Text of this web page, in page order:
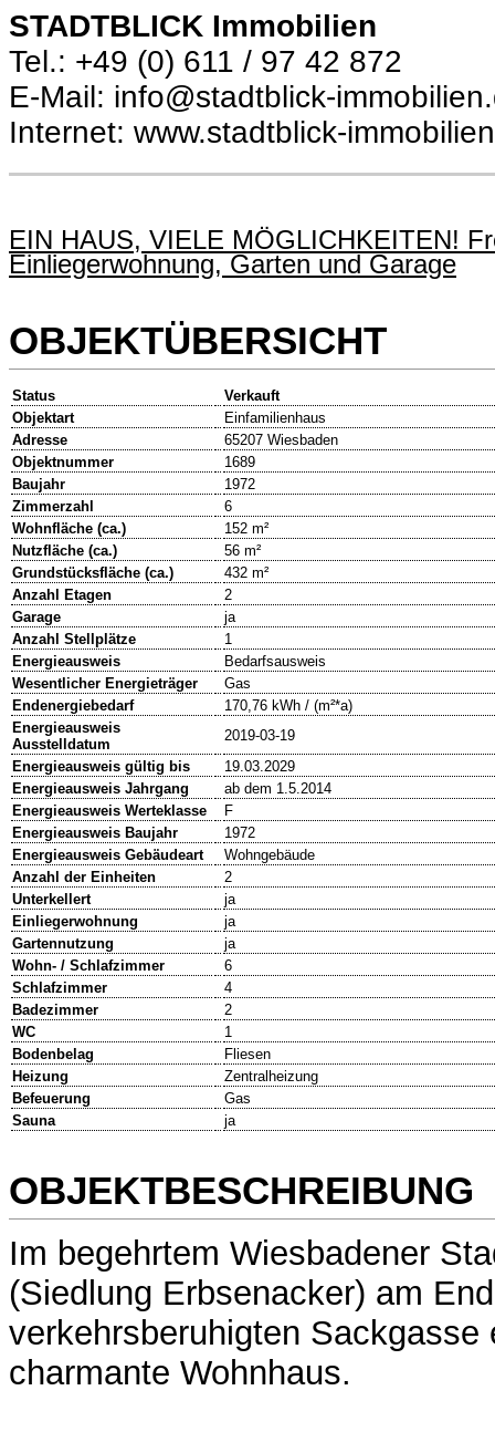
STADTBLICK Immobilien
Tel.: +49 (0) 611 / 97 42 872
E-Mail: info@stadtblick-
Internet: www.stadtblick-
EIN HAUS, VIELE MÖGLICHKEITEN!
Einliegerwohnung, Garten und Garage
OBJEKTÜBERSICHT
Status
Verkauft
Objektart
Einfamilienhaus
Adresse
65207 Wiesbaden
Objektnummer
1689
Baujahr
1972
Zimmerzahl
6
Wohnfläche (ca.)
152 m²
Nutzfläche (ca.)
56 m²
Grundstücksfläche (ca.)
432 m²
Anzahl Etagen
2
Garage
ja
Anzahl Stellplätze
1
Energieausweis
Bedarfsausweis
Wesentlicher Energieträger
Gas
Endenergiebedarf
170,76 kWh / (m²*a)
Energieausweis
Ausstelldatum
2019-03-19
Energieausweis gültig bis
19.03.2029
Energieausweis Jahrgang
ab dem 1.5.2014
Energieausweis Werteklasse
F
Energieausweis Baujahr
1972
Energieausweis Gebäudeart
Wohngebäude
Anzahl der Einheiten
2
Unterkellert
ja
Einliegerwohnung
ja
Gartennutzung
ja
Wohn- / Schlafzimmer
6
Schlafzimmer
4
Badezimmer
2
WC
1
Bodenbelag
Fliesen
Heizung
Zentralheizung
Befeuerung
Gas
Sauna
ja
OBJEKTBESCHREIBUNG
Im begehrtem Wiesbadener
(Siedlung Erbsenacker) am
verkehrsberuhigten Sackgasse
charmante Wohnhaus.